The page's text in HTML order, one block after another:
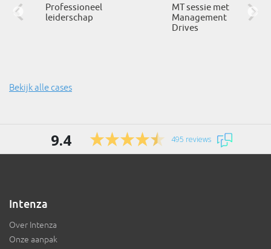
Bekijk alle cases
Professioneel
leiderschap
MT sessie met
Management
Drives
9.4 495 reviews
Intenza
Over Intenza
Onze aanpak